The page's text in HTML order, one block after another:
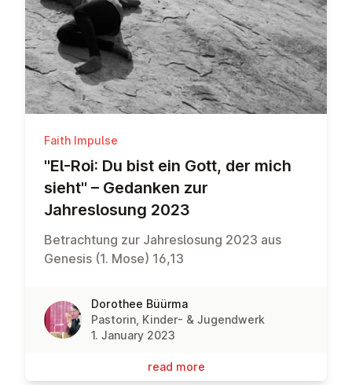
Faith Impulse
"El-Roi: Du bist ein Gott, der mich
sieht" – Gedanken zur
Jahreslosung 2023
Betrachtung zur Jahreslosung 2023 aus
Genesis (1. Mose) 16,13
Dorothee Büürma
Pastorin, Kinder- & Jugendwerk
1. January 2023
read more